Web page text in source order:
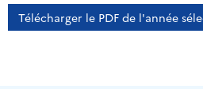
Télécharger le PDF de l'année